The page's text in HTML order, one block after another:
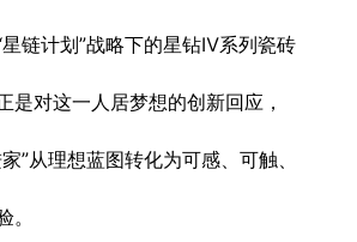
链计划”战略下的星钻Ⅳ系列瓷砖
是对这一人居梦想的创新回应，
”从理想蓝图转化为可感、可触、